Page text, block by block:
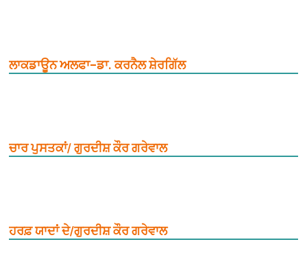
ਲਾਕਡਾਊਨ ਅਲਫਾ–ਡਾ. ਕਰਨੈਲ ਸ਼ੇਰਗਿੱਲ
ਚਾਰ ਪੁਸਤਕਾਂ/ ਗੁਰਦੀਸ਼ ਕੌਰ ਗਰੇਵਾਲ
ਹਰਫ਼ ਯਾਦਾਂ ਦੇ/ਗੁਰਦੀਸ਼ ਕੌਰ ਗਰੇਵਾਲ